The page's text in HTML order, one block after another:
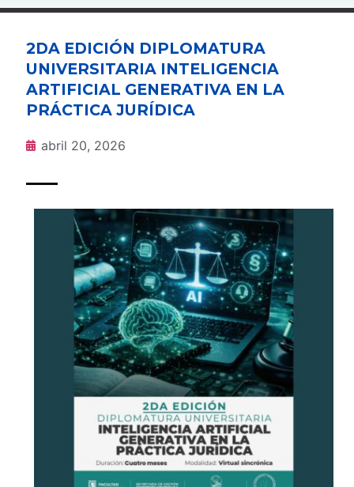
2DA EDICIÓN DIPLOMATURA
UNIVERSITARIA INTELIGENCIA
ARTIFICIAL GENERATIVA EN LA
PRÁCTICA JURÍDICA
abril 20, 2026